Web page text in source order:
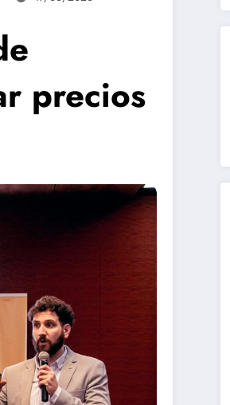
precios